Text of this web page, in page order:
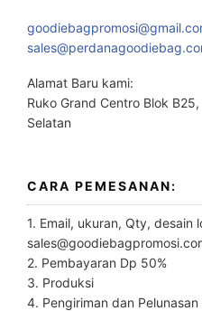
Alamat Baru kami:
Ruko Grand Centro Blok
Selatan
CARA PEMESANAN:
1. Email, ukuran, Qty,
2. Pembayaran Dp 50%
3. Produksi
4. Pengiriman dan Pelunasan